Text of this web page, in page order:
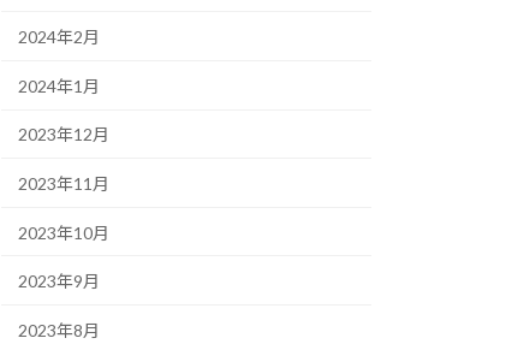
2024年2月
2024年1月
2023年12月
2023年11月
2023年10月
2023年9月
2023年8月